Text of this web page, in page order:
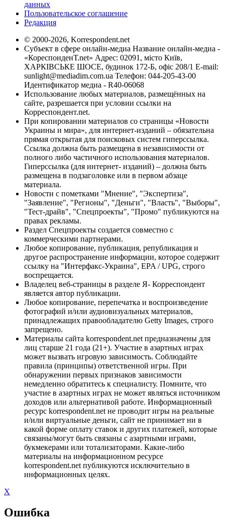
данных
Пользовательское соглашение
Редакция
© 2000-2026, Korrespondent.net
Субъект в сфере онлайн-медиа Название онлайн-медиа -
«КореспонденТ.net» Адрес: 02091, місто Київ,
ХАРКІВСЬКЕ ШОСЕ, будинок 172-Б, офіс 208/1 E-mail:
sunlight@mediadim.com.ua Телефон: 044-205-43-00
Идентификатор медиа - R40-06068
Использование любых материалов, размещённых на
сайте, разрешается при условии ссылки на
Корреспондент.net.
При копировании материалов со страницы «Новости
Украины и мира», для интернет-изданий – обязательна
прямая открытая для поисковых систем гиперссылка.
Ссылка должна быть размещена в независимости от
полного либо частичного использования материалов.
Гиперссылка (для интернет- изданий) – должна быть
размещена в подзаголовке или в первом абзаце
материала.
Новости с пометками "Мнение", "Экспертиза",
"Заявление", "Регионы", "Деньги", "Власть", "Выборы",
"Тест-драйв", "Спецпроекты", "Промо" публикуются на
правах рекламы.
Раздел Спецпроекты создается совместно с
коммерческими партнерами.
Любое копирование, публикация, републикация и
другое распространение информации, которое содержит
ссылку на "Интерфакс-Украина", EPA / UPG, строго
воспрещается.
Владелец веб-страницы в разделе Я- Корреспондент
является автор публикации.
Любое копирование, перепечатка и воспроизведение
фотографий и/или аудиовизуальных материалов,
принадлежащих правообладателю Getty Images, строго
запрещено.
Материалы сайта korrespondent.net предназначены для
лиц старше 21 года (21+). Участие в азартных играх
может вызвать игровую зависимость. Соблюдайте
правила (принципы) ответственной игры. При
обнаружении первых признаков зависимости
немедленно обратитесь к специалисту. Помните, что
участие в азартных играх не может являться источником
доходов или альтернативой работе. Информационный
ресурс korrespondent.net не проводит игры на реальные
и/или виртуальные деньги, сайт не принимает ни в
какой форме оплату ставок и других платежей, которые
связаны/могут быть связаны с азартными играми,
букмекерами или тотализаторами. Какие-либо
материалы на информационном ресурсе
korrespondent.net публикуются исключительно в
информационных целях.
X
Ошибка